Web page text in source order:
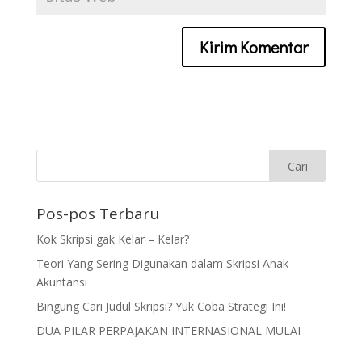
Pos-pos Terbaru
Kok Skripsi gak Kelar – Kelar?
Teori Yang Sering Digunakan dalam Skripsi Anak
Akuntansi
Bingung Cari Judul Skripsi? Yuk Coba Strategi Ini!
DUA PILAR PERPAJAKAN INTERNASIONAL MULAI